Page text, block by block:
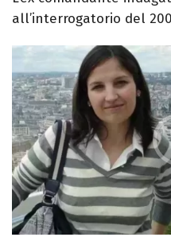
all’interrogatorio del